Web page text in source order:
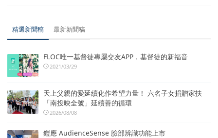
精選新聞稿 最新新聞稿
FLOC唯一基督徒專屬交友APP，基督徒的新福音
2021/03/29
天上父親的愛延續化作希望力量！ 六名子女捐贈家扶
「南投映全號」延續善的循環
2026/08/08
鎧應 AudienceSense 臉部辨識功能上市